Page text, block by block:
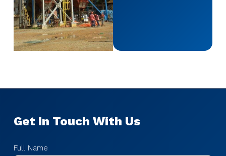
Get In Touch With Us
Full Name